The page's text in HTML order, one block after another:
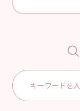
Search
for: